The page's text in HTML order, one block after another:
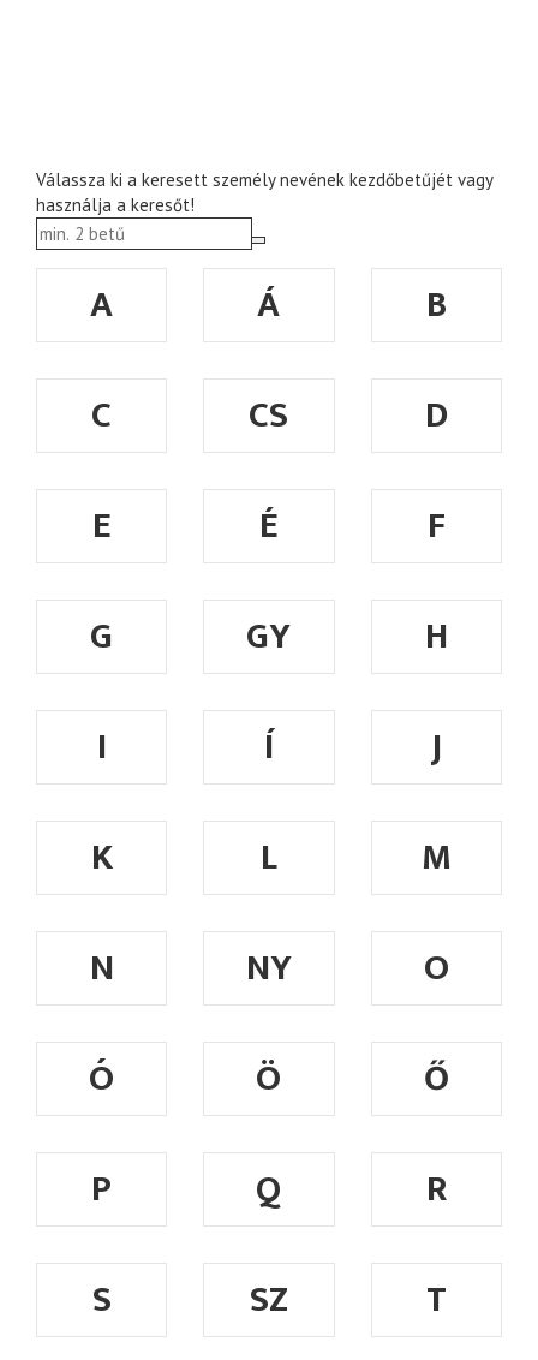
Válassza ki a keresett személy nevének kezdőbetűjét vagy
használja a keresőt!
A Á
B
C
CS
D
E
É
F
G
GY
H
I
Í
J
K
L
M
N
NY
O
Ó
Ö
Ő
P
Q
R
S
SZ T